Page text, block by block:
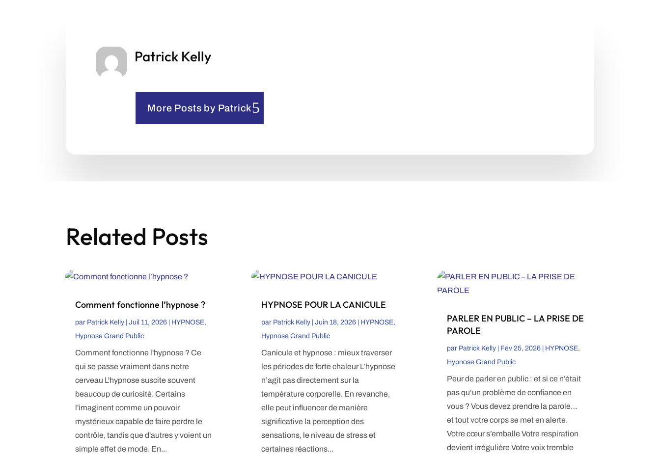
Patrick Kelly
More Posts by Patrick
Related Posts
Comment fonctionne l’hypnose ?
par Patrick Kelly |Juil 11, 2026 HYPNOSE,
Hypnose Grand Public
Comment fonctionne l'hypnose ? Ce
qui se passe vraiment dans notre
cerveau L'hypnose suscite souvent
beaucoup de curiosité. Certains
l'imaginent comme un pouvoir
mystérieux capable de faire perdre le
contrôle, tandis que d'autres y voient un
simple effet de mode. En...
HYPNOSE POUR LA CANICULE
par Patrick Kelly| Juin 18, 2026| HYPNOSE,
Hypnose Grand Public
Canicule et hypnose : mieux traverser
les périodes de forte chaleur L’hypnose
n’agit pas directement sur la
température corporelle. En revanche,
elle peut influencer de manière
significative la perception des
sensations, le niveau de stress et
certaines réactions...
PARLER EN PUBLIC – LA PRISE DE
PAROLE
par Patrick Kelly| Fév 25, 2026| HYPNOSE,
Hypnose Grand Public
Peur de parler en public : et si ce n’était
pas qu’un problème de confiance en
vous ? Vous devez prendre la parole…
et tout votre corps se met en alerte.
Votre cœur s’emballe Votre respiration
devient irrégulière Votre voix tremble